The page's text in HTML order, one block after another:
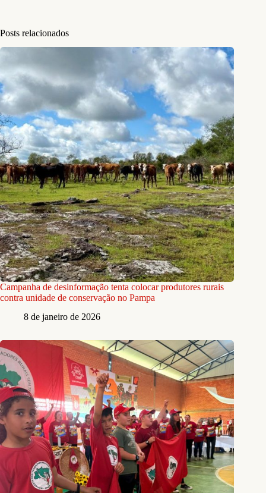
Posts relacionados
Campanha de desinformação tenta colocar produtores rurais
contra unidade de conservação no Pampa
8 de janeiro de 2026